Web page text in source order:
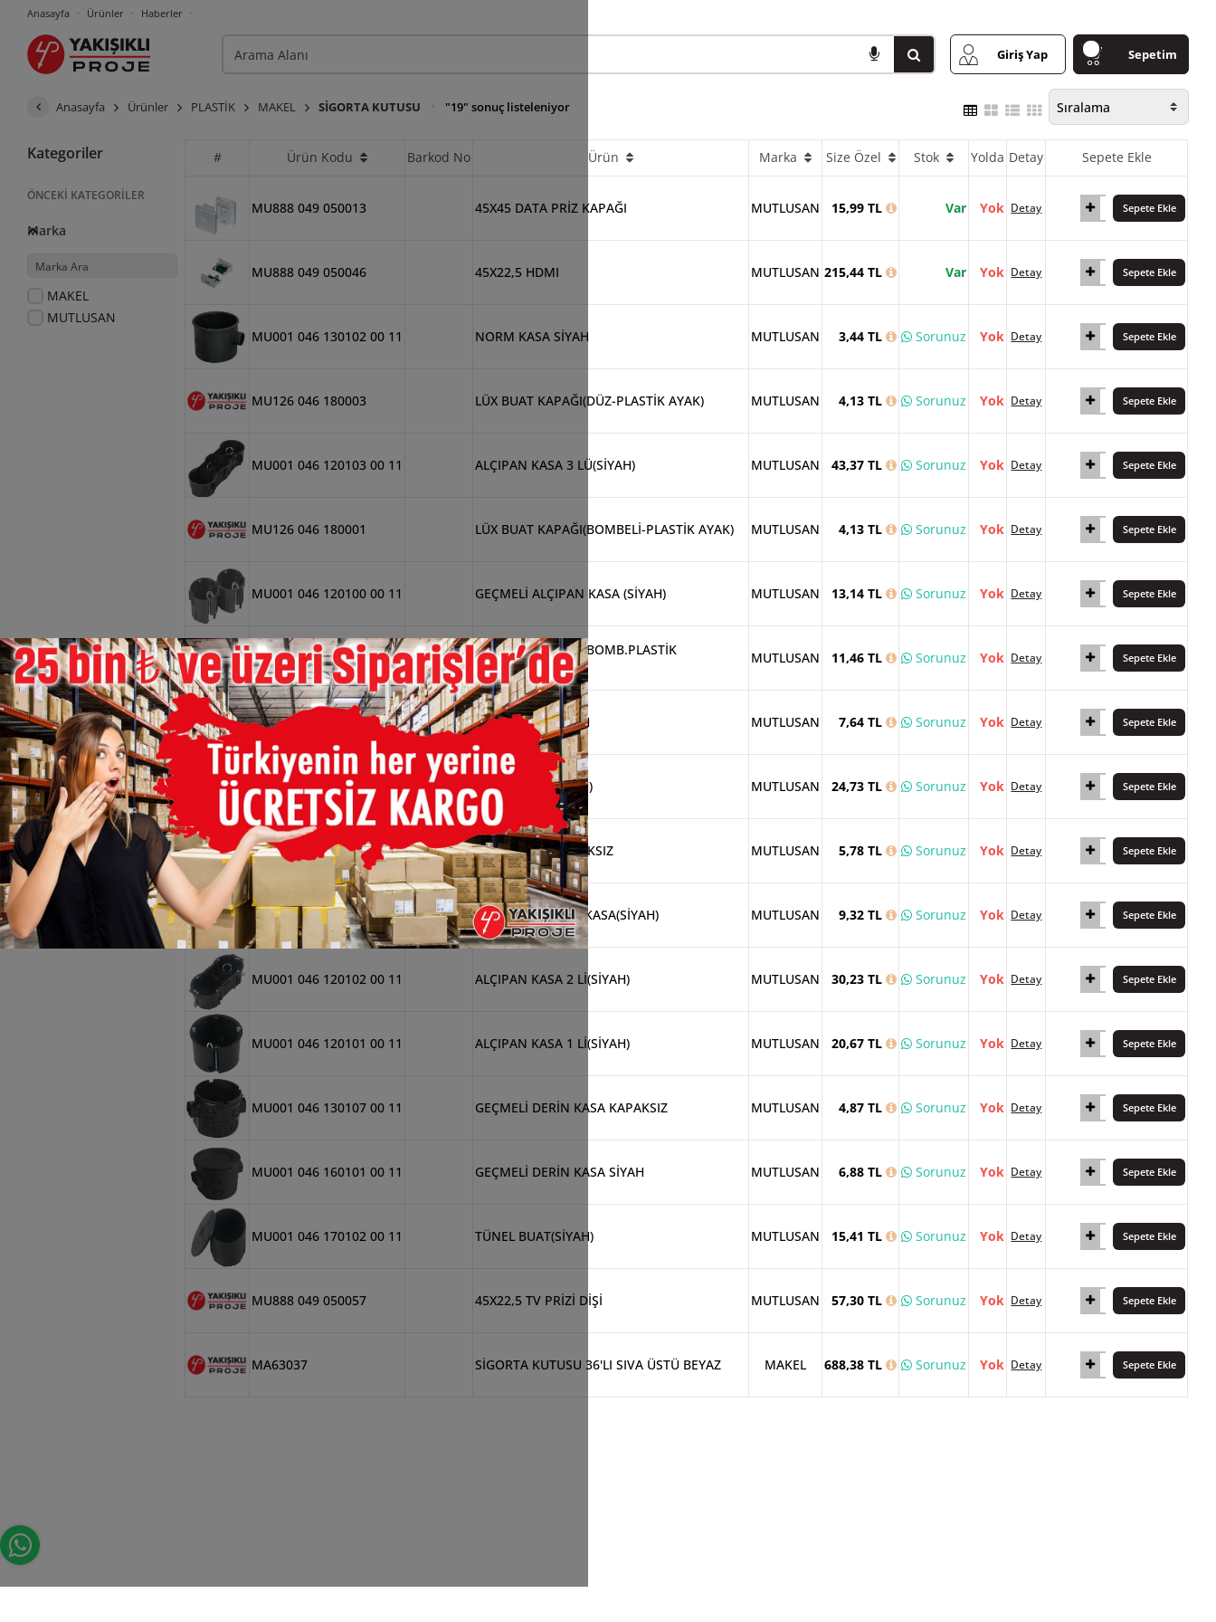
Anasayfa Ürünler Haberler
Giriş Yap Sepetim
Anasayfa Ürünler PLASTİK MAKEL SİGORTA KUTUSU "19" sonuç listeleniyor
Kategoriler
ÖNCEKI KATEGORILER
Marka
MAKEL
MUTLUSAN
# Ürün Kodu Barkod No Ürün Marka Size Özel Stok Yolda Detay Sepete Ekle
MU888 049 050013 45X45 DATA PRİZ KAPAĞI MUTLUSAN 15,99 TL Var Yok Detay Sepete Ekle
MU888 049 050046 45X22,5 HDMI MUTLUSAN 215,44 TL Var Yok Detay Sepete Ekle
MU001 046 130102 00 11 NORM KASA SİYAH MUTLUSAN 3,44 TL Sorunuz Yok Detay Sepete Ekle
MU126 046 180003 LÜX BUAT KAPAĞI(DÜZ-PLASTİK AYAK) MUTLUSAN 4,13 TL Sorunuz Yok Detay Sepete Ekle
MU001 046 120103 00 11 ALÇIPAN KASA 3 LÜ(SİYAH) MUTLUSAN 43,37 TL Sorunuz Yok Detay Sepete Ekle
MU126 046 180001 LÜX BUAT KAPAĞI(BOMBELİ-PLASTİK AYAK) MUTLUSAN 4,13 TL Sorunuz Yok Detay Sepete Ekle
MU001 046 120100 00 11 GEÇMELİ ALÇIPAN KASA (SİYAH) MUTLUSAN 13,14 TL Sorunuz Yok Detay Sepete Ekle
MU126 046 180004
LÜX BUAT KAPAĞI(BOMB.PLASTİK
AYAK)VİDALI
MUTLUSAN 11,46 TL Sorunuz Yok Detay Sepete Ekle
MU001 046 130101 00 11 NORM BUAT SİYAH MUTLUSAN 7,64 TL Sorunuz Yok Detay Sepete Ekle
MU001 046 170101 00 11 TÜNEL KASA(SİYAH) MUTLUSAN 24,73 TL Sorunuz Yok Detay Sepete Ekle
MU001 046 130105 00 11 NORM BUAT KAPAKSIZ MUTLUSAN 5,78 TL Sorunuz Yok Detay Sepete Ekle
MU001 046 160102 00 11 GEÇMELİ PLASTİK KASA(SİYAH) MUTLUSAN 9,32 TL Sorunuz Yok Detay Sepete Ekle
MU001 046 120102 00 11 ALÇIPAN KASA 2 Lİ(SİYAH) MUTLUSAN 30,23 TL Sorunuz Yok Detay Sepete Ekle
MU001 046 120101 00 11 ALÇIPAN KASA 1 Lİ(SİYAH) MUTLUSAN 20,67 TL Sorunuz Yok Detay Sepete Ekle
MU001 046 130107 00 11 GEÇMELİ DERİN KASA KAPAKSIZ MUTLUSAN 4,87 TL Sorunuz Yok Detay Sepete Ekle
MU001 046 160101 00 11 GEÇMELİ DERİN KASA SİYAH MUTLUSAN 6,88 TL Sorunuz Yok Detay Sepete Ekle
MU001 046 170102 00 11 TÜNEL BUAT(SİYAH) MUTLUSAN 15,41 TL Sorunuz Yok Detay Sepete Ekle
MU888 049 050057 45X22,5 TV PRİZİ DİŞİ MUTLUSAN 57,30 TL Sorunuz Yok Detay Sepete Ekle
MA63037 SİGORTA KUTUSU 36'LI SIVA ÜSTÜ BEYAZ MAKEL 688,38 TL Sorunuz Yok Detay Sepete Ekle
×